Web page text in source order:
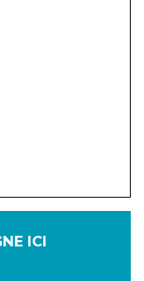
ICI
JUIN
SEPTEMBRE